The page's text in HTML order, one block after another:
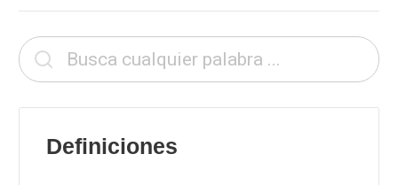
Definiciones